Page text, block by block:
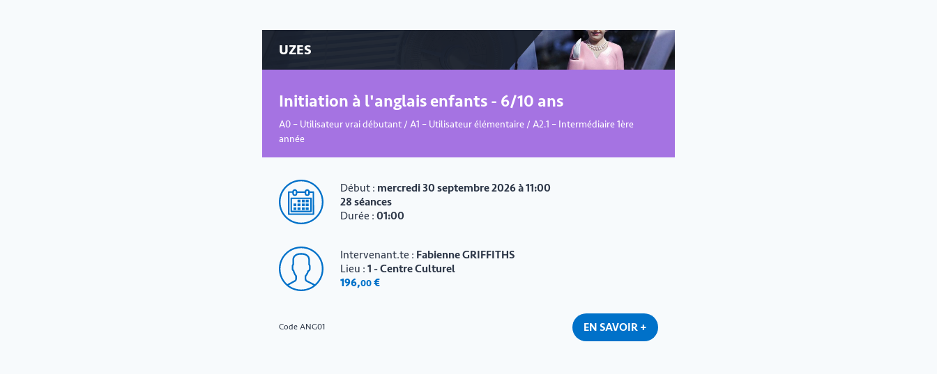
UZES
Initiation à l'anglais enfants - 6/10 ans
A0 – Utilisateur vrai débutant / A1 – Utilisateur élémentaire / A2.1 – Intermédiaire 1ère
année
Début : mercredi 30 septembre 2026 à 11:00
28 séances
Durée : 01:00
Intervenant.te : Fabienne GRIFFITHS
Lieu : 1 - Centre Culturel
196,00€
Code ANG01 EN SAVOIR +